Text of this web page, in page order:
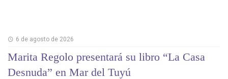
6 de agosto de 2026
Marita Regolo presentará su libro “La Casa
Desnuda” en Mar del Tuyú